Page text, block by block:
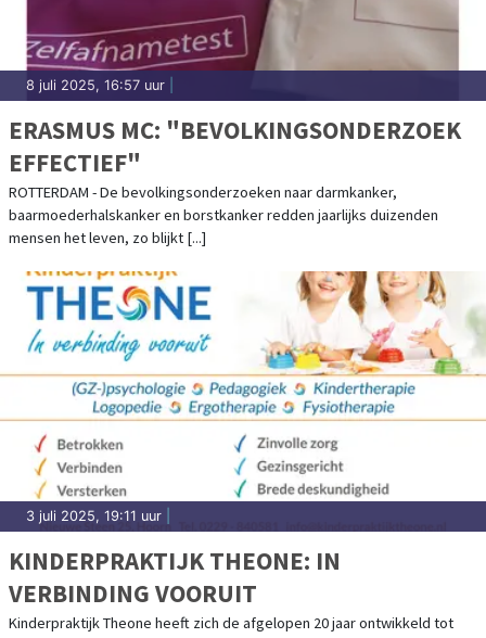
8 juli 2025, 16:57 uur
ERASMUS MC: "BEVOLKINGSONDERZOEK
EFFECTIEF"
ROTTERDAM - De bevolkingsonderzoeken naar darmkanker,
baarmoederhalskanker en borstkanker redden jaarlijks duizenden
mensen het leven, zo blijkt [...]
3 juli 2025, 19:11 uur
KINDERPRAKTIJK THEONE: IN
VERBINDING VOORUIT
Kinderpraktijk Theone heeft zich de afgelopen 20 jaar ontwikkeld tot